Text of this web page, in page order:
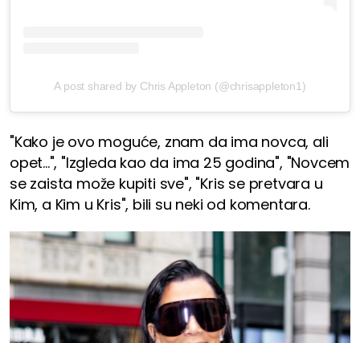
A post shared by Chris Appleton (@chrisappleton1)
"Kako je ovo moguće, znam da ima novca, ali
opet...", "Izgleda kao da ima 25 godina", "Novcem
se zaista može kupiti sve", "Kris se pretvara u
Kim, a Kim u Kris", bili su neki od komentara.